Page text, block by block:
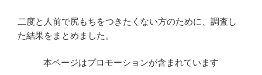
二度と人前で尻もちをつきたくない方のために、調査し
た結果をまとめました。
本ページはプロモーションが含まれています